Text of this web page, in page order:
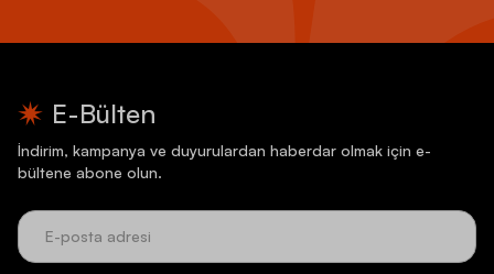
E-Bülten
İndirim, kampanya ve duyurulardan haberdar olmak için e-
bültene abone olun.